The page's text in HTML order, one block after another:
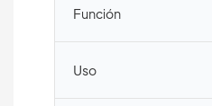
Función
Uso